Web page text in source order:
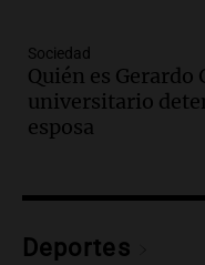
Audio.
cumbres:
escaneo del
Noticias
Episodios
500% en
Radioinforme 3
Sociedad
Quién es
universitario
esposa
Deportes